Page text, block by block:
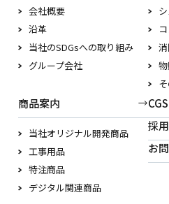
会社概要
沿革
当社のSDGsへの取り組み
グループ会社
商品案内
当社オリジナル開発商品
工事用品
特注商品
デジタル関連商品
採
お